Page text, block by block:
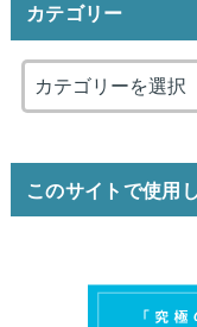
カテゴリー
このサイトで使用